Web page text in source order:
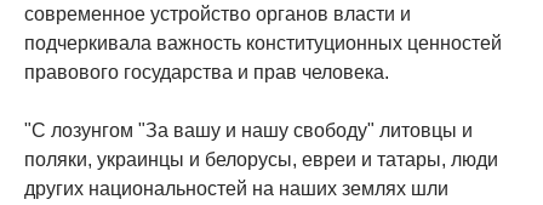
современное устройство органов власти и
подчеркивала важность конституционных ценностей
правового государства и прав человека.
"С лозунгом "За вашу и нашу свободу" литовцы и
поляки, украинцы и белорусы, евреи и татары, люди
других национальностей на наших землях шли